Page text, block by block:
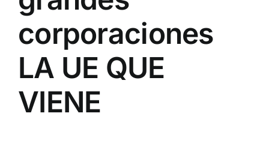
corporaciones
LA UE QUE
VIENE